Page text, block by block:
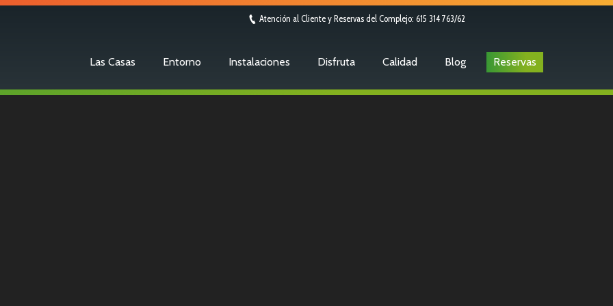
Atención al Cliente y Reservas del Complejo: 615 314 763/62
Las Casas Entorno Instalaciones Disfruta Calidad Blog Reservas